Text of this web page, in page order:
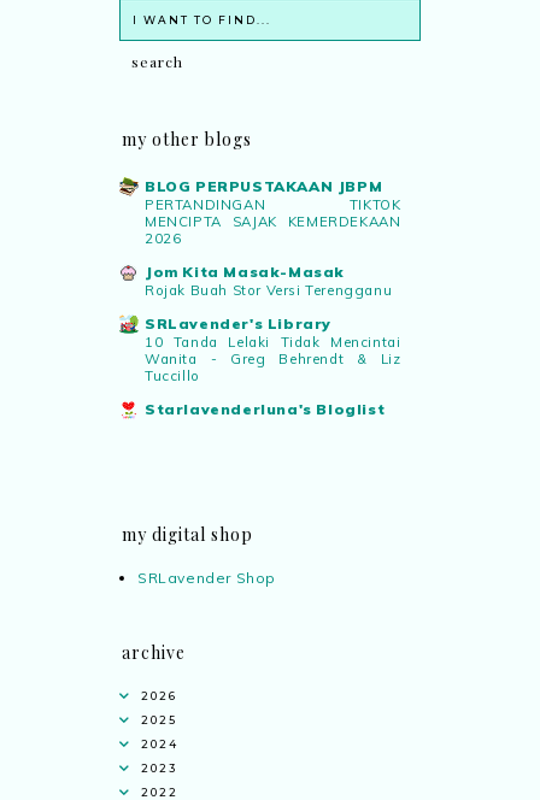
my other blogs
BLOG PERPUSTAKAAN JBPM
PERTANDINGAN TIKTOK
MENCIPTA SAJAK KEMERDEKAAN
2026
Jom Kita Masak-Masak
Rojak Buah Stor Versi Terengganu
SRLavender's Library
10 Tanda Lelaki Tidak Mencintai
Wanita - Greg Behrendt & Liz
Tuccillo
Starlavenderluna's Bloglist
my digital shop
SRLavender Shop
archive
2026
2025
2024
2023
2022